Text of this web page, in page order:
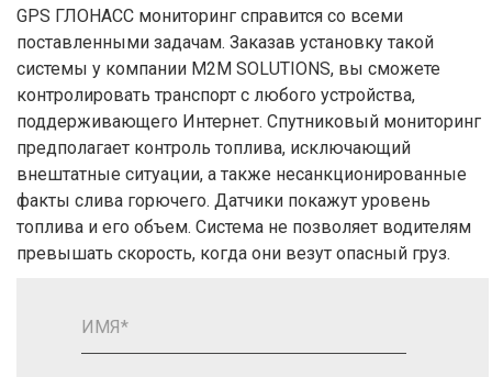
GPS ГЛОНАСС мониторинг справится со всеми
поставленными задачам. Заказав установку такой
системы у компании M2M SOLUTIONS, вы сможете
контролировать транспорт с любого устройства,
поддерживающего Интернет. Спутниковый мониторинг
предполагает контроль топлива, исключающий
внештатные ситуации, а также несанкционированные
факты слива горючего. Датчики покажут уровень
топлива и его объем. Система не позволяет водителям
превышать скорость, когда они везут опасный груз.